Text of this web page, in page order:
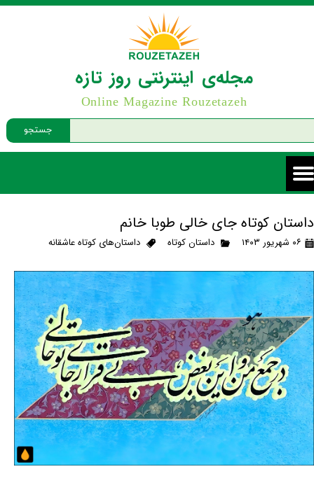
جستجو
مجله‌ی اینترنتی روز تازه
Online Magazine Rouzetazeh
داستان کوتاه جای خالی طوبا خانم
۰۶ شهریور ۱۴۰۳ داستان کوتاه داستان‌های کوتاه عاشقانه